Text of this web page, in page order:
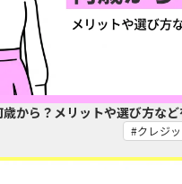
から？メリットや選び方な
クレジ